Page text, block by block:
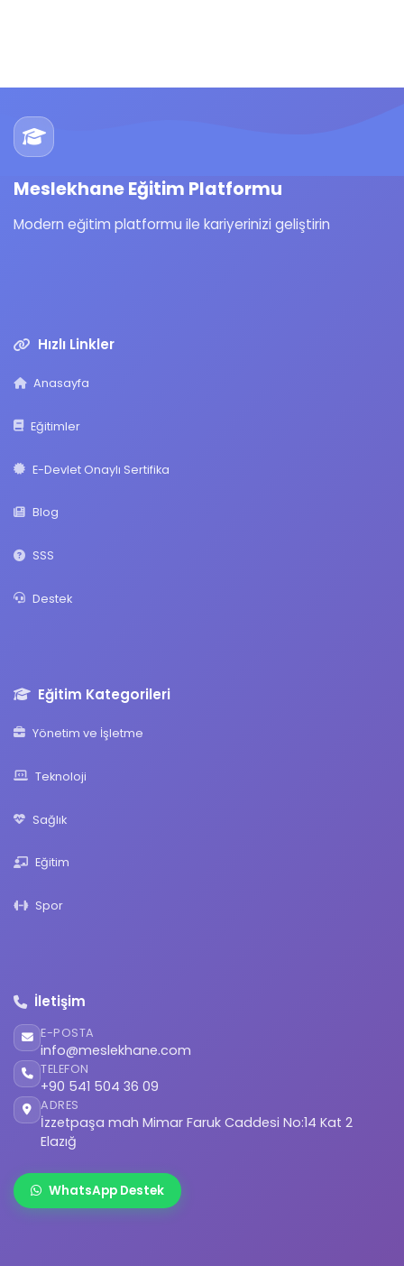
Meslekhane Eğitim Platformu
Modern eğitim platformu ile kariyerinizi geliştirin
Hızlı Linkler
Anasayfa
Eğitimler
E-Devlet Onaylı Sertifika
Blog
SSS
Destek
Eğitim Kategorileri
Yönetim ve İşletme
Teknoloji
Sağlık
Eğitim
Spor
İletişim
E-POSTA
info@meslekhane.com
TELEFON
+90 541 504 36 09
ADRES
İzzetpaşa mah Mimar Faruk Caddesi No:14 Kat 2
Elazığ
WhatsApp Destek